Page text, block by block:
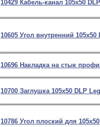
10429 Кабель-канал 105х50
10605 Угол внутренний 105х50
10696 Накладка на стык
10700 Заглушка 105х50 DLP
10786Угол плоский для